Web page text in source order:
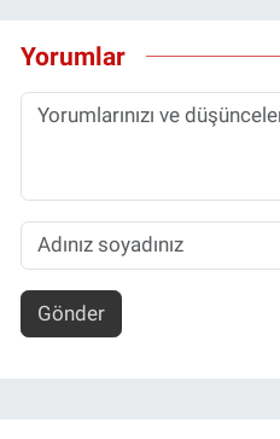
Yorumlar
Gönder